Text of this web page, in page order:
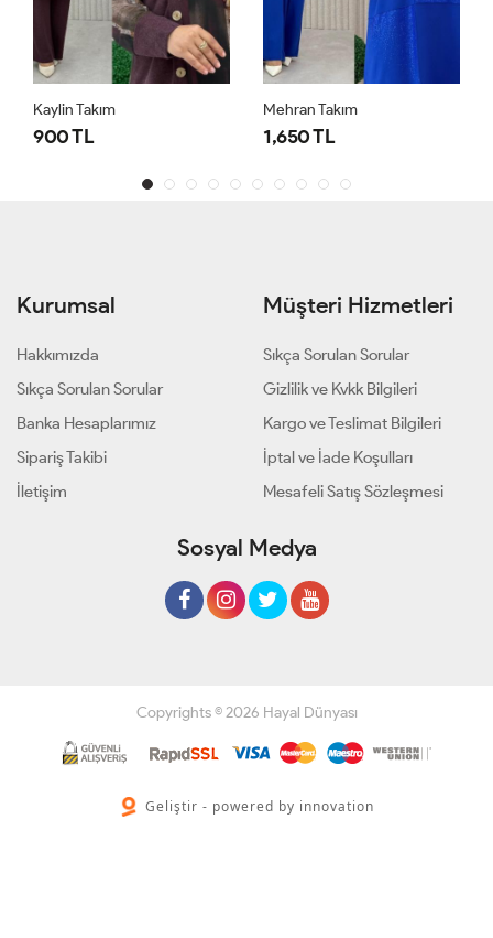
Kaylin Takım
900 TL
Mehran Takım
1,650 TL
Kurumsal
Hakkımızda
Sıkça Sorulan Sorular
Banka Hesaplarımız
Sipariş Takibi
İletişim
Müşteri Hizmetleri
Sıkça Sorulan Sorular
Gizlilik ve Kvkk Bilgileri
Kargo ve Teslimat Bilgileri
İptal ve İade Koşulları
Mesafeli Satış Sözleşmesi
Sosyal Medya
Copyrights © 2026 Hayal Dünyası
Geliştir - powered by innovation